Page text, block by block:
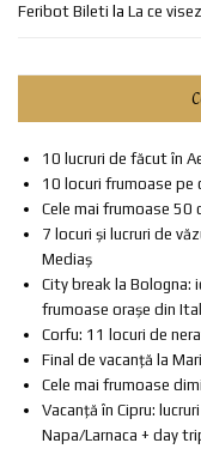
Feribot Bileti la La ce
10 lucruri de făcut în
10 locuri frumoase pe
Cele mai frumoase
7 locuri și lucruri de
Mediaș
City break la Bologna:
frumoase orașe din
Corfu: 11 locuri de
Final de vacanță la
Cele mai frumoase
Vacanță în Cipru:
Napa/Larnaca + day